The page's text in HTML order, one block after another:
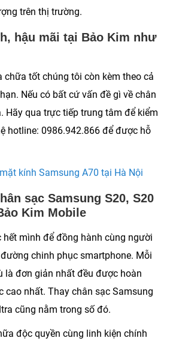
trên thị trường.
hậu mãi tại Bảo Kim như
chữa tốt chúng tôi còn kèm theo cả
Nếu có bất cứ vấn đề gì về chân
Hãy qua trực tiếp trung tâm để kiểm
hotline: 0986.942.866 để được hỗ
kính Samsung A70 tại Hà Nội
sạc Samsung S20, S20
Kim Mobile
hết mình để đồng hành cùng người
chinh phục smartphone. Mỗi
là đơn giản nhất đều được hoàn
cao nhất. Thay chân sạc Samsung
cũng nằm trong số đó.
độc quyền cùng linh kiện chính